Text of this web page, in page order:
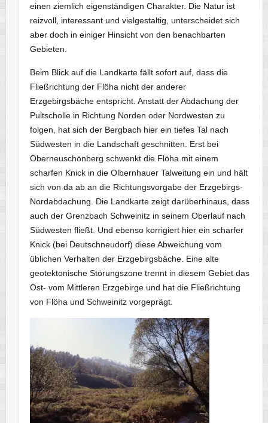
einen ziemlich eigenständigen Charakter. Die Natur ist
reizvoll, interessant und vielgestaltig, unterscheidet sich
aber doch in einiger Hinsicht von den benachbarten
Gebieten.
Beim Blick auf die Landkarte fällt sofort auf, dass die
Fließrichtung der Flöha nicht der anderer
Erzgebirgsbäche entspricht. Anstatt der Abdachung der
Pultscholle in Richtung Norden oder Nordwesten zu
folgen, hat sich der Bergbach hier ein tiefes Tal nach
Südwesten in die Landschaft geschnitten. Erst bei
Oberneuschönberg schwenkt die Flöha mit einem
scharfen Knick in die Olbernhauer Talweitung ein und hält
sich von da ab an die Richtungsvorgabe der Erzgebirgs-
Nordabdachung. Die Landkarte zeigt darüberhinaus, dass
auch der Grenzbach Schweinitz in seinem Oberlauf nach
Südwesten fließt. Und ebenso korrigiert hier ein scharfer
Knick (bei Deutschneudorf) diese Abweichung vom
üblichen Verhalten der Erzgebirgsbäche. Eine alte
geotektonische Störungszone trennt in diesem Gebiet das
Ost- vom Mittleren Erzgebirge und hat die Fließrichtung
von Flöha und Schweinitz vorgeprägt.